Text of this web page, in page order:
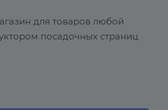
для товаров любой
посадочных страниц